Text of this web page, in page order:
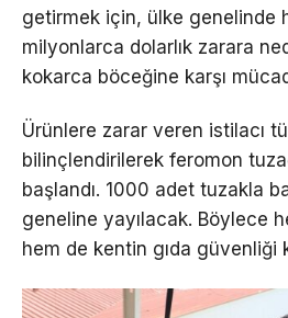
getirmek için, ülke genelinde
milyonlarca dolarlık zarara
kokarca böceğine karşı
Ürünlere zarar veren istilacı
bilinçlendirilerek feromon
başlandı. 1000 adet tuzakla
geneline yayılacak. Böylece
hem de kentin gıda güvenliği